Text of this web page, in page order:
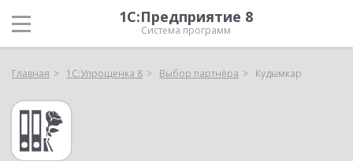
1С:Предприятие 8
Система программ
Главная 1С:Упрощенка 8 Выбор партнёра Кудымкар